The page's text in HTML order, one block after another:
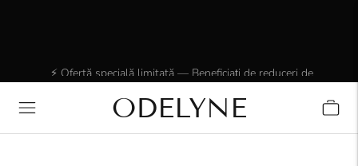
✨ +15.000 de clienți încântați! Vă mulțumim că sunteți
alături de noi!
până la 20%. Oferta este valabilă doar pentru o perioadă
limitată.
ODELYNE